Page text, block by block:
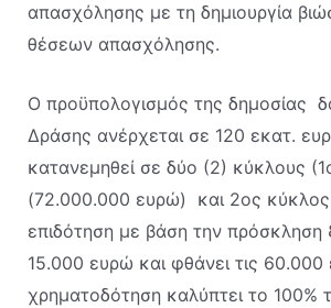
απασχόλησης με τη δημιουργία
θέσεων απασχόλησης.
Ο προϋπολογισμός της δημοσίας
Δράσης ανέρχεται σε 120 εκατ.
κατανεμηθεί σε δύο (2) κύκλους
(72.000.000 ευρώ) και 2ος
επιδότηση με βάση την πρόσκληση
15.000 ευρώ και φθάνει τις
χρηματοδότηση καλύπτει το 100%